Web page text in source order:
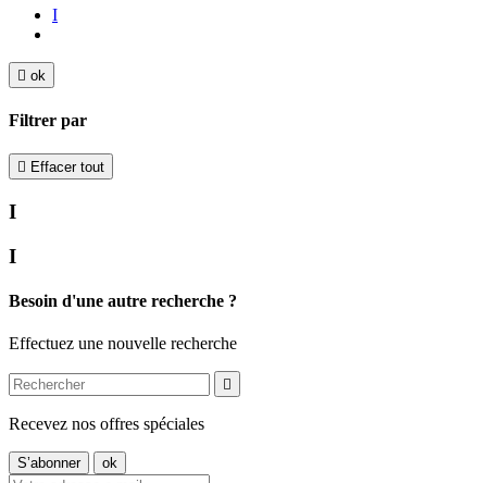
I
 ok
Filtrer par
 Effacer tout
I
I
Besoin d'une autre recherche ?
Effectuez une nouvelle recherche

Recevez nos offres spéciales